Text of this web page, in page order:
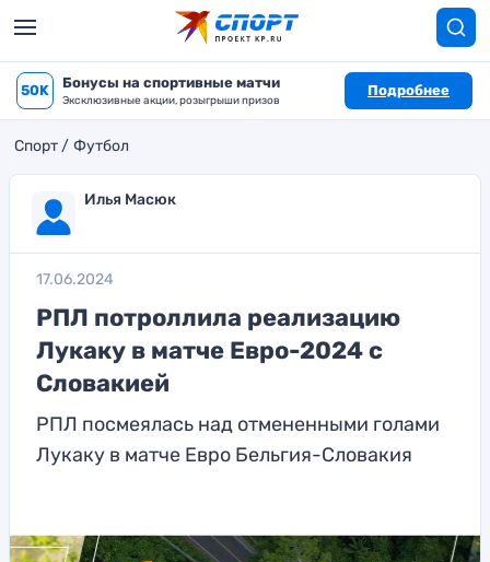
50K Бонусы на спортивные матчи
Эксклюзивные акции, розыгрыши призов
Подробнее
Спорт Футбол
Илья Масюк
17.06.2024
РПЛ потроллила реализацию
Лукаку в матче Евро-2024 с
Словакией
РПЛ посмеялась над отмененными голами
Лукаку в матче Евро Бельгия-Словакия